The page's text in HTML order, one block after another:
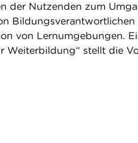
der Nutzenden zum
von Lernumgebungen.
Weiterbildung“ stellt die